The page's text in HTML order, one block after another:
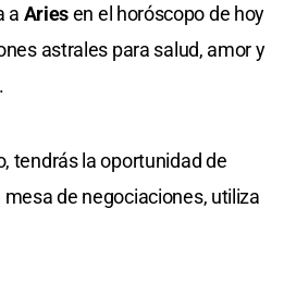
a Ariesen el horóscopo de hoy
astrales para salud, amor y
tendrás la oportunidad de
mesa de negociaciones, utiliza